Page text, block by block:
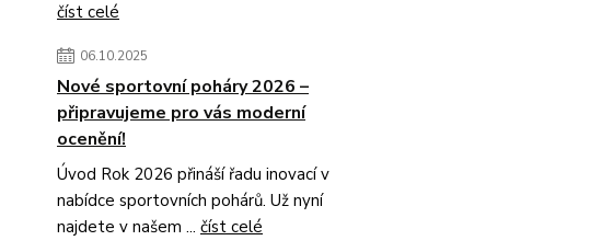
číst celé
06.10.2025
Nové sportovní poháry 2026 –
připravujeme pro vás moderní
ocenění!
Úvod Rok 2026 přináší řadu inovací v
nabídce sportovních pohárů. Už nyní
najdete v našem ... číst celé